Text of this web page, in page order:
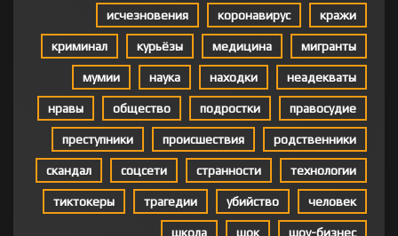
исчезновения коронавирус кражи
криминал курьёзы медицина мигранты
мумии наука находки неадекваты
нравы общество подростки правосудие
преступники происшествия родственники
скандал соцсети странности технологии
тиктокеры трагедии убийство человек
школа шок шоу-бизнес